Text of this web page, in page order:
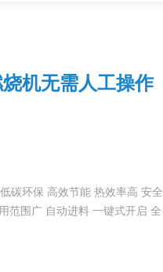
机无需人工操作
碳环保 高效节能 热效率高 安
范围广 自动进料 一键式开启